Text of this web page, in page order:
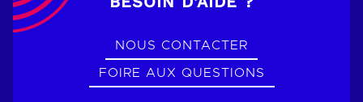
NOUS CONTACTER
FOIRE AUX QUESTIONS